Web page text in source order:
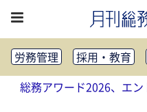
労務管理 採用・教育
健康経営
働き方改革
法務・コンプライアンス
総務アワード2026、エン